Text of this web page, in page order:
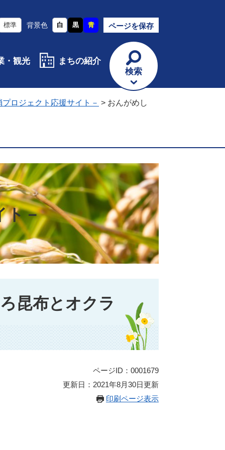
標準 背景色 白 黒 青 ページを保存
・観光
まちの紹介
検索
ロジェクト応援サイト－ > おんがめし
ト－
昆布とオクラ
ページID：0001679
更新日：2021年8月30日更新
印刷ページ表示